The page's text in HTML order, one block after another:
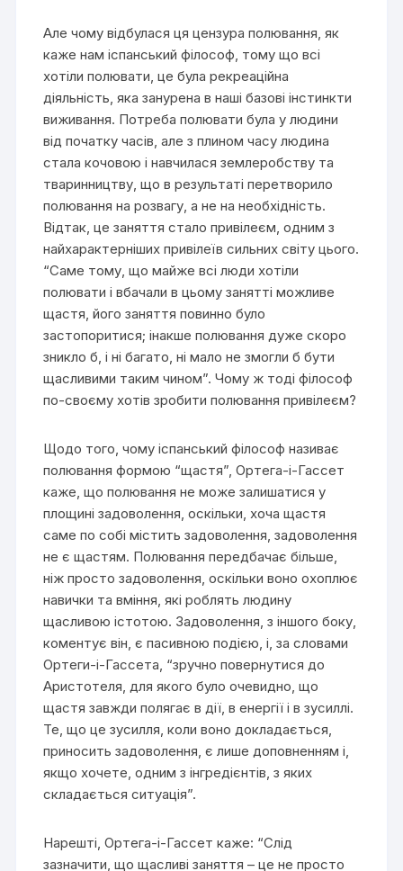
Але чому відбулася ця цензура полювання, як
каже нам іспанський філософ, тому що всі
хотіли полювати, це була рекреаційна
діяльність, яка занурена в наші базові інстинкти
виживання. Потреба полювати була у людини
від початку часів, але з плином часу людина
стала кочовою і навчилася землеробству та
тваринництву, що в результаті перетворило
полювання на розвагу, а не на необхідність.
Відтак, це заняття стало привілеєм, одним з
найхарактерніших привілеїв сильних світу цього.
“Саме тому, що майже всі люди хотіли
полювати і вбачали в цьому занятті можливе
щастя, його заняття повинно було
застопоритися; інакше полювання дуже скоро
зникло б, і ні багато, ні мало не змогли б бути
щасливими таким чином”. Чому ж тоді філософ
по-своєму хотів зробити полювання привілеєм?
Щодо того, чому іспанський філософ називає
полювання формою “щастя”, Ортега-і-Гассет
каже, що полювання не може залишатися у
площині задоволення, оскільки, хоча щастя
саме по собі містить задоволення, задоволення
не є щастям. Полювання передбачає більше,
ніж просто задоволення, оскільки воно охоплює
навички та вміння, які роблять людину
щасливою істотою. Задоволення, з іншого боку,
коментує він, є пасивною подією, і, за словами
Ортеги-і-Гассета, “зручно повернутися до
Аристотеля, для якого було очевидно, що
щастя завжди полягає в дії, в енергії і в зусиллі.
Те, що це зусилля, коли воно докладається,
приносить задоволення, є лише доповненням і,
якщо хочете, одним з інгредієнтів, з яких
складається ситуація”.
Нарешті, Ортега-і-Гассет каже: “Слід
зазначити, що щасливі заняття – це не просто